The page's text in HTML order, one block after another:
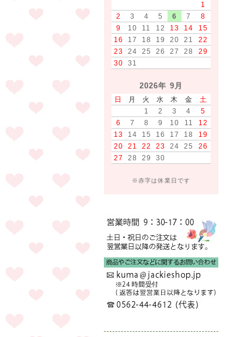
1
2
3 4 5 6 7
8
9
10 11 12 13 14
15
16
17 18 19 20 21
22
23
24 25 26 27 28
29
30
31
2026年 9月
日 月 火 水 木 金
土
1
2 3 4
5
6
7 8 9 10 11
12
13
14 15 16 17 18
19
20
21 22 23 24 25
26
27
28 29 30
※赤字は休業日です